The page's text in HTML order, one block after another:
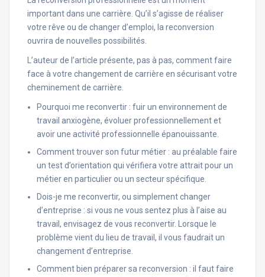
important dans une carrière. Qu’il s’agisse de réaliser
votre rêve ou de changer d’emploi, la reconversion
ouvrira de nouvelles possibilités.
L’auteur de l’article présente, pas à pas, comment faire
face à votre changement de carrière en sécurisant votre
cheminement de carrière.
Pourquoi me reconvertir : fuir un environnement de
travail anxiogène, évoluer professionnellement et
avoir une activité professionnelle épanouissante.
Comment trouver son futur métier : au préalable faire
un test d’orientation qui vérifiera votre attrait pour un
métier en particulier ou un secteur spécifique.
Dois-je me reconvertir, ou simplement changer
d’entreprise : si vous ne vous sentez plus à l’aise au
travail, envisagez de vous reconvertir. Lorsque le
problème vient du lieu de travail, il vous faudrait un
changement d’entreprise.
Comment bien préparer sa reconversion : il faut faire